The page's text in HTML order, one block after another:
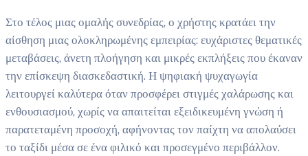
Στο τέλος μιας ομαλής συνεδρίας, ο χρήστης κρατάει την
αίσθηση μιας ολοκληρωμένης εμπειρίας: ευχάριστες θεματικές
μεταβάσεις, άνετη πλοήγηση και μικρές εκπλήξεις που έκαναν
την επίσκεψη διασκεδαστική. Η ψηφιακή ψυχαγωγία
λειτουργεί καλύτερα όταν προσφέρει στιγμές χαλάρωσης και
ενθουσιασμού, χωρίς να απαιτείται εξειδικευμένη γνώση ή
παρατεταμένη προσοχή, αφήνοντας τον παίχτη να απολαύσει
το ταξίδι μέσα σε ένα φιλικό και προσεγμένο περιβάλλον.